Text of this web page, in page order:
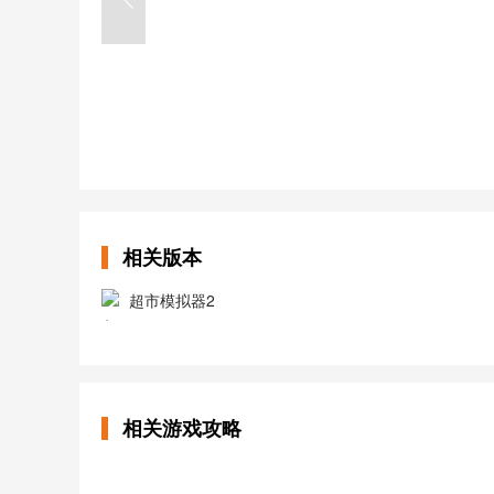
相关版本
超市模拟器2
相关游戏攻略